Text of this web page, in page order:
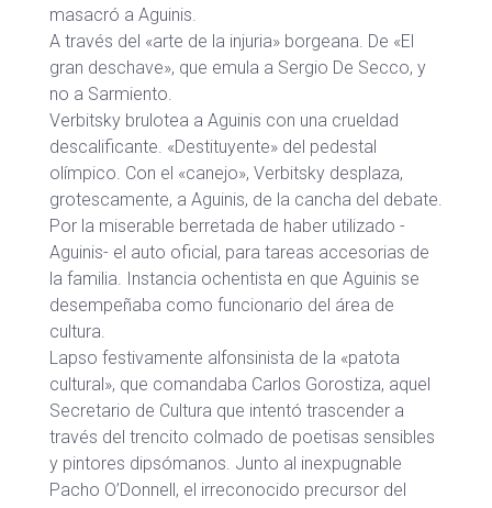
masacró a Aguinis.
A través del «arte de la injuria» borgeana. De «El
gran deschave», que emula a Sergio De Secco, y
no a Sarmiento.
Verbitsky brulotea a Aguinis con una crueldad
descalificante. «Destituyente» del pedestal
olímpico. Con el «canejo», Verbitsky desplaza,
grotescamente, a Aguinis, de la cancha del debate.
Por la miserable berretada de haber utilizado -
Aguinis- el auto oficial, para tareas accesorias de
la familia. Instancia ochentista en que Aguinis se
desempeñaba como funcionario del área de
cultura.
Lapso festivamente alfonsinista de la «patota
cultural», que comandaba Carlos Gorostiza, aquel
Secretario de Cultura que intentó trascender a
través del trencito colmado de poetisas sensibles
y pintores dipsómanos. Junto al inexpugnable
Pacho O’Donnell, el irreconocido precursor del